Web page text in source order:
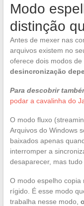
Modo
distinção
Antes de mexer nas
arquivos existem no
oferece dois modos de
desincronização
Para descobrir
podar a cavalinha do
O modo fluxo
Arquivos do Windows
baixados apenas
interromper a
desaparecer, mas
O modo espelho copia
rígido. É esse modo
trabalha nesse modo,